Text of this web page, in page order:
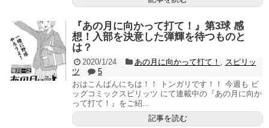
『あの月に向かって打て！』第3球 感
想！入部を決意した弾輝を待つものと
は？
2020/1/24 あの月に向かって打て！ , スピリッ
ツ
5
おはこんばんにちは！！ トンガリです！！ 今週も ビ
ッグコミックスピリッツ にて連載中の『あの月に向か
って打て！』をご紹...
記事を読む